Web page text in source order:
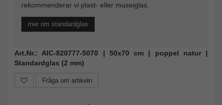
rekommenderar vi plast- eller museiglas.
mer om standardglas
Art.Nr.: AIC-820777-5070 | 50x70 cm | poppel natur |
Standardglas (2 mm)
Fråga om artikeln